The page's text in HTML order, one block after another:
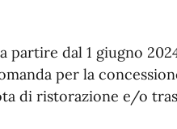
dal 1 giugno
per la
di ristorazione e/o